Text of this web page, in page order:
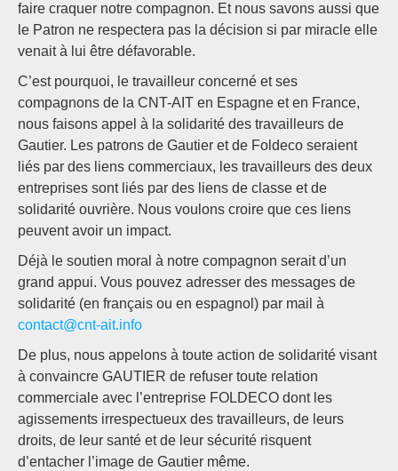
faire craquer notre compagnon. Et nous savons aussi que
le Patron ne respectera pas la décision si par miracle elle
venait à lui être défavorable.
C’est pourquoi, le travailleur concerné et ses
compagnons de la CNT-AIT en Espagne et en France,
nous faisons appel à la solidarité des travailleurs de
Gautier. Les patrons de Gautier et de Foldeco seraient
liés par des liens commerciaux, les travailleurs des deux
entreprises sont liés par des liens de classe et de
solidarité ouvrière. Nous voulons croire que ces liens
peuvent avoir un impact.
Déjà le soutien moral à notre compagnon serait d’un
grand appui. Vous pouvez adresser des messages de
solidarité (en français ou en espagnol) par mail à
contact@cnt-ait.info
De plus, nous appelons à toute action de solidarité visant
à convaincre GAUTIER de refuser toute relation
commerciale avec l’entreprise FOLDECO dont les
agissements irrespectueux des travailleurs, de leurs
droits, de leur santé et de leur sécurité risquent
d’entacher l’image de Gautier même.